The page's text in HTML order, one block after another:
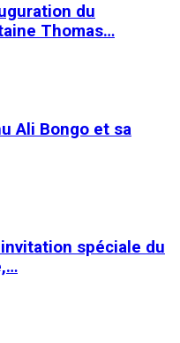
du
Thomas…
Ali Bongo et sa
spéciale du